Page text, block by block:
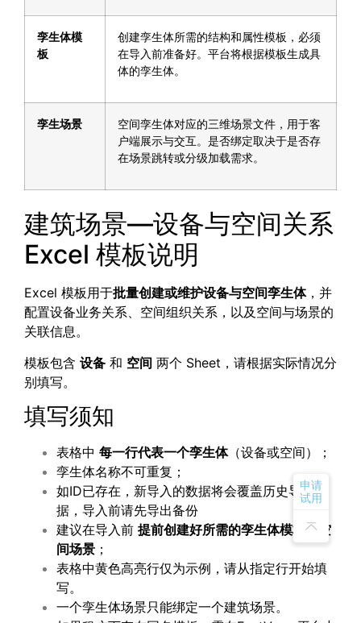
申请
试用
孪生体模
板
创建孪生体所需的结构和属性模板，必须
在导入前准备好。平台将根据模板生成具
体的孪生体。
孪生场景
空间孪生体对应的三维场景文件，用于客
户端展示与交互。是否绑定取决于是否存
在场景跳转或分级加载需求。
建筑场景—设备与空间关系
Excel 模板说明
Excel 模板用于批量创建或维护设备与空间孪生体，并
配置设备业务关系、空间组织关系，以及空间与场景的
关联信息。
模板包含 设备 和 空间 两个 Sheet，请根据实际情况分
别填写。
填写须知
表格中 每一行代表一个孪生体（设备或空间）；
孪生体名称不可重复；
如ID已存在，新导入的数据将会覆盖历史导入数
据，导入前请先导出备份
建议在导入前 提前创建好所需的孪生体模板和空
间场景 ；
表格中黄色高亮行仅为示例，请从指定行开始填
写。
一个孪生体场景只能绑定一个建筑场景。